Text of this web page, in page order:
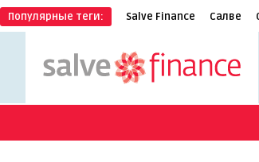
Популярные теги: Salve Finance Салве